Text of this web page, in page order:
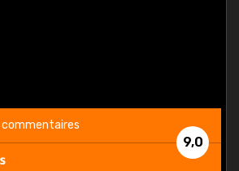
9,0
commentaires